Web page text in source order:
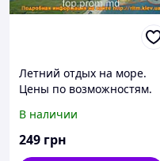
Летний отдых на море.
Цены по возможностям.
на курорте КАТРАНКА в
Одесской области.
В наличии
249 грн